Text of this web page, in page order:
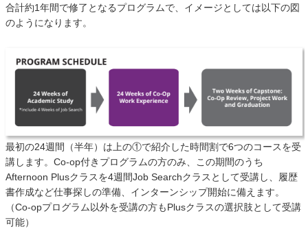
合計約1年間で修了となるプログラムで、イメージとしては以下の図
のようになります。
最初の24週間（半年）は上の①で紹介した時間割で6つのコースを受
講します。Co-op付きプログラムの方のみ、この期間のうち
Afternoon Plusクラスを4週間Job Searchクラスとして受講し、履歴
書作成など仕事探しの準備、インターンシップ開始に備えます。
（Co-opプログラム以外を受講の方もPlusクラスの選択肢として受講
可能）